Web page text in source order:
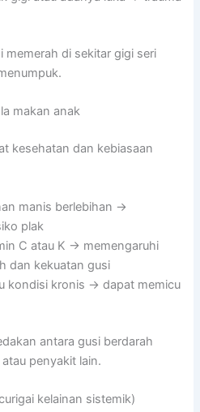
di sekitar gigi seri
makan anak
kesehatan dan kebiasaan
manis berlebihan →
plak
C atau K → memengaruhi
dan kekuatan gusi
kondisi kronis → dapat memicu
antara gusi berdarah
penyakit lain.
kelainan sistemik)